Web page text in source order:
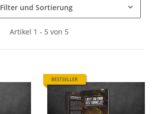
Filter und Sortierung
Artikel 1 - 5 von 5
BESTSELLER